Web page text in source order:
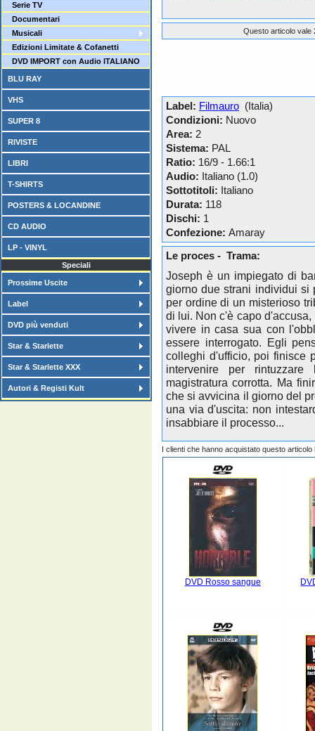
Serie TV
Documentari
Musicali
Edizioni Limitate & Cofanetti
DVD IMPORT con Audio ITALIANO
BLU RAY
VHS
SUPER 8
RIVISTE
LIBRI
T-SHIRTS
POSTERS & LOCANDINE
CD AUDIO
LP - VINYL
Speciali
Prossime Uscite
Label
DVD più venduti
Star & Starlette
Star & Starlette XXX
Autori & Registi Kult
Questo articolo vale
Label: Filmauro (Italia)
Condizioni: Nuovo
Area: 2
Sistema: PAL
Ratio: 16/9 - 1.66:1
Audio: Italiano (1.0)
Sottotitoli: Italiano
Durata: 118
Dischi: 1
Confezione: Amaray
Le proces - Trama:
Joseph è un impiegato di
giorno due strani individui si
per ordine di un misterioso
di lui. Non c'è capo
vivere in casa sua con
essere interrogato. Egli
colleghi d'ufficio, poi finisce
intervenire per
magistratura corrotta. Ma
che si avvicina il giorno del
una via d'uscita: non
insabbiare il processo...
I clienti che hanno acquistato questo
DVD Rosso sangue